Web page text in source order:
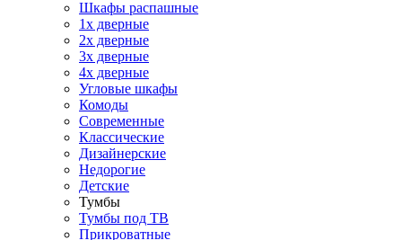
Шкафы распашные
1х дверные
2х дверные
3х дверные
4х дверные
Угловые шкафы
Комоды
Современные
Классические
Дизайнерские
Недорогие
Детские
Тумбы
Тумбы под ТВ
Прикроватные